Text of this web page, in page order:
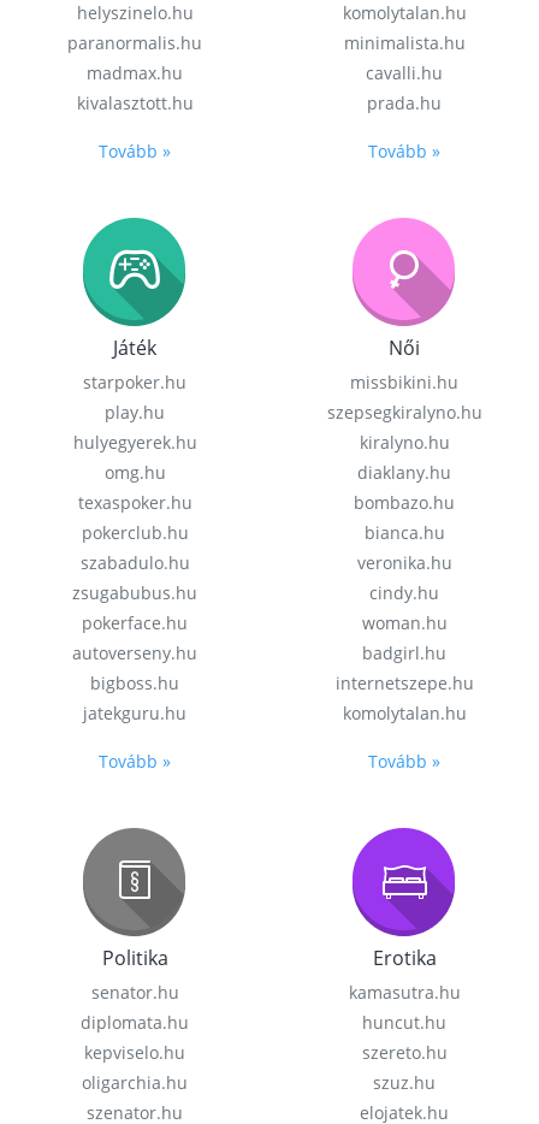
helyszinelo.hu
paranormalis.hu
madmax.hu
kivalasztott.hu
Tovább »
komolytalan.hu
minimalista.hu
cavalli.hu
prada.hu
Tovább »
Játék
starpoker.hu
play.hu
hulyegyerek.hu
omg.hu
texaspoker.hu
pokerclub.hu
szabadulo.hu
zsugabubus.hu
pokerface.hu
autoverseny.hu
bigboss.hu
jatekguru.hu
Tovább »
Női
missbikini.hu
szepsegkiralyno.hu
kiralyno.hu
diaklany.hu
bombazo.hu
bianca.hu
veronika.hu
cindy.hu
woman.hu
badgirl.hu
internetszepe.hu
komolytalan.hu
Tovább »
Politika
senator.hu
diplomata.hu
kepviselo.hu
oligarchia.hu
szenator.hu
Erotika
kamasutra.hu
huncut.hu
szereto.hu
szuz.hu
elojatek.hu